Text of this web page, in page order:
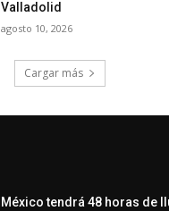
Valladolid
agosto 10, 2026
Cargar más
México tendrá 48 horas de